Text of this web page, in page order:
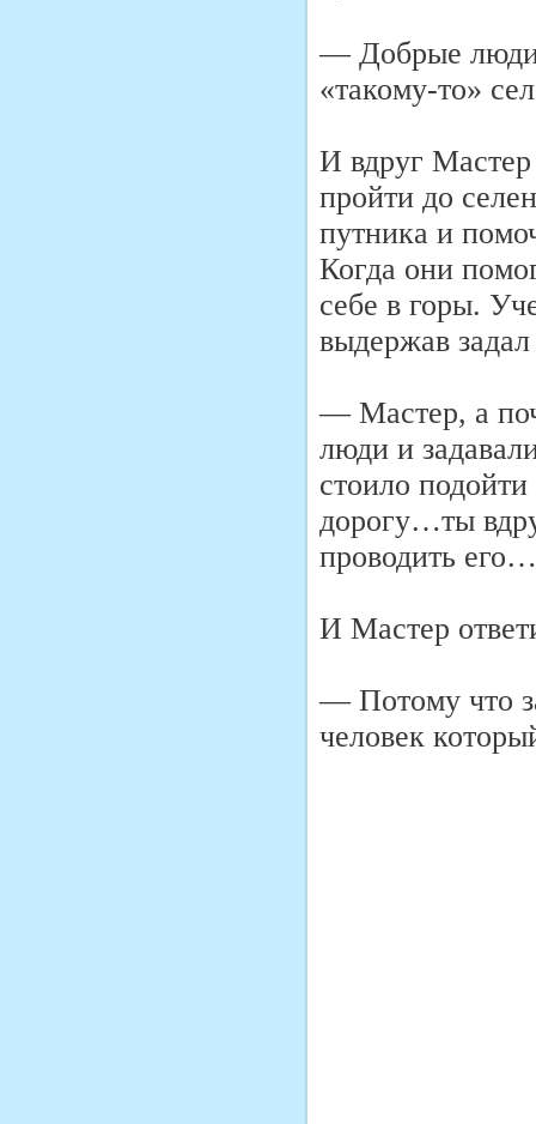
— Добрые
«такому-то»
И вдруг Мастер
пройти до
путника и
Когда они
себе в горы.
выдержав
— Мастер, а
люди и
стоило
дорогу…ты
проводить
И Мастер
— Потому что
человек